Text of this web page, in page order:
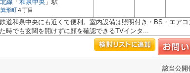
線 「 和泉中央 」駅
箕形町４丁目
道和泉中央にも近くて便利。室内設備は照明付き・BS・エアコ
時でも玄関を開けずに顔を確認できるTVインタ...
該当公開